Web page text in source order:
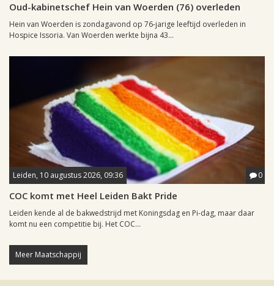
Oud-kabinetschef Hein van Woerden (76) overleden
Hein van Woerden is zondagavond op 76-jarige leeftijd overleden in
Hospice Issoria. Van Woerden werkte bijna 43...
Leiden, 10 augustus 2026, 09:36 0
COC komt met Heel Leiden Bakt Pride
Leiden kende al de bakwedstrijd met Koningsdag en Pi-dag, maar daar
komt nu een competitie bij. Het COC...
Meer Maatschappij